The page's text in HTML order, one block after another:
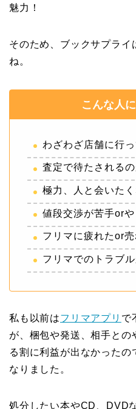
魅力！
そのため、ブックサプライ
ね。
こんな人
わざわざ店舗に行
査定で待たされる
極力、人と会いた
値段交渉が苦手or
フリマに疲れたor
フリマでのトラブ
私も以前はフリマアプリ で
が、梱包や発送、相手との
る割に利益が出なかったの
なりました。
処分したい本やCD、DVD